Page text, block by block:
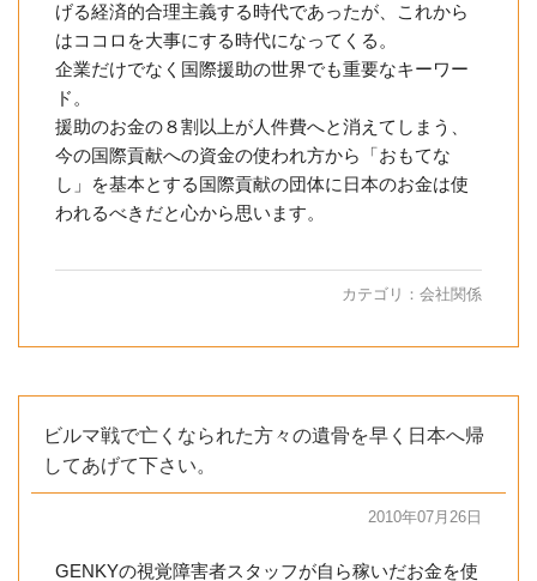
げる経済的合理主義する時代であったが、これから
はココロを大事にする時代になってくる。
企業だけでなく国際援助の世界でも重要なキーワー
ド。
援助のお金の８割以上が人件費へと消えてしまう、
今の国際貢献への資金の使われ方から「おもてな
し」を基本とする国際貢献の団体に日本のお金は使
われるべきだと心から思います。
カテゴリ： 会社関係
ビルマ戦で亡くなられた方々の遺骨を早く日本へ帰
してあげて下さい。
2010年07月26日
GENKYの視覚障害者スタッフが自ら稼いだお金を使